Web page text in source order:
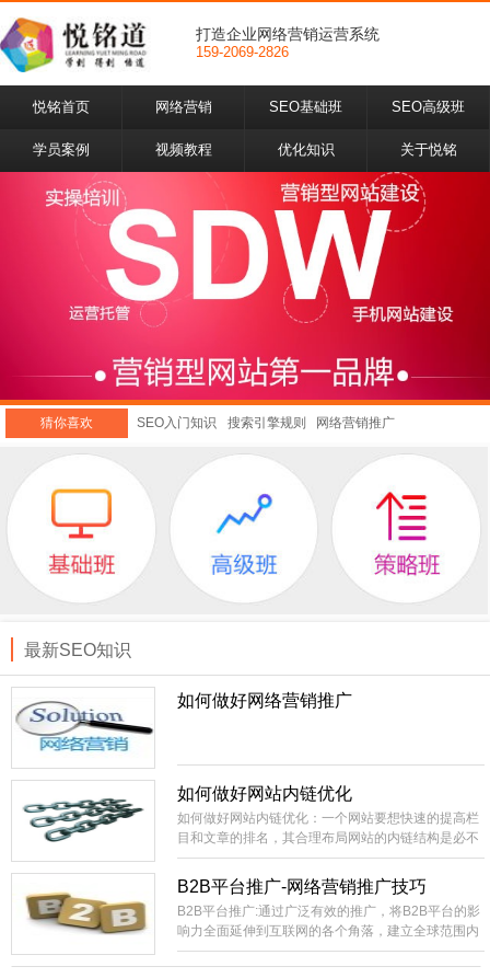
打造企业网络营销运营系统
159-2069-2826
悦铭首页 网络营销 SEO基础班 SEO高级班
学员案例 视频教程 优化知识 关于悦铭
猜你喜欢 SEO入门知识 搜索引擎规则 网络营销推广
最新SEO知识
如何做好网络营销推广
如何做好网站内链优化
如何做好网站内链优化：一个网站要想快速的提高栏
目和文章的排名，其合理布局网站的内链结构是必不
可少的。相当外部链接而言，内部链接就比较容易控
制，成本低。你直接就可以在自己的站上进行部署，
不像外部链接的不可控性比较大，需要大量的购买或
长期的积累才有办法实现稳定的SEO效果。
B2B平台推广-网络营销推广技巧
B2B平台推广:通过广泛有效的推广，将B2B平台的影
响力全面延伸到互联网的各个角落，建立全球范围内
领先的网络贸易集散中心，国内最具影响力和生命力
的B2B电子商务信息交互平台。建设全国范围内包括